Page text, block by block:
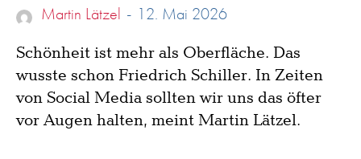
Martin Lätzel - 12. Mai 2026
Schönheit ist mehr als Oberfläche. Das
wusste schon Friedrich Schiller. In Zeiten
von Social Media sollten wir uns das öfter
vor Augen halten, meint Martin Lätzel.